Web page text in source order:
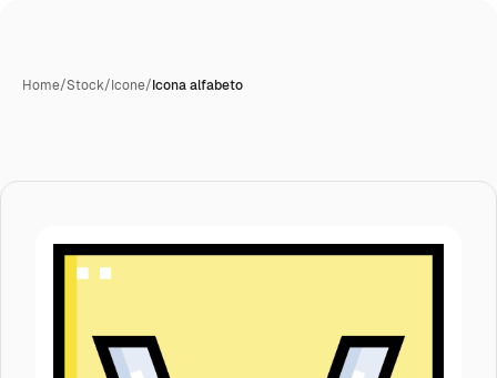
Home/Stock/Icone/Icona alfabeto